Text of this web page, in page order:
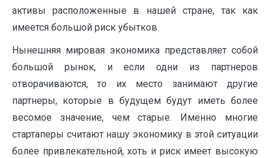
активы расположенные в нашей стране, так как
имеется большой риск убытков.
Нынешняя мировая экономика представляет собой
большой рынок, и если одни из партнеров
отворачиваются, то их место занимают другие
партнеры, ко­торые в будущем будут иметь более
весомое значение, чем старые. Именно мно­гие
стартаперы считают нашу экономику в этой ситуации
более привлекатель­ной, хоть и риск имеет высокую